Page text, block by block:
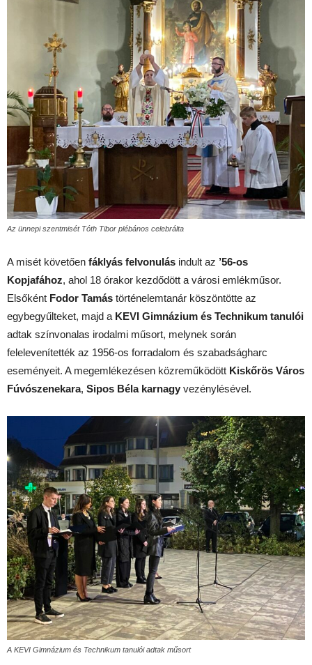
Az ünnepi szentmisét Tóth Tibor plébános celebrálta
A misét követően fáklyás felvonulás indult az ’56-os
Kopjafához, ahol 18 órakor kezdődött a városi emlékműsor.
Elsőként Fodor Tamás történelemtanár köszöntötte az
egybegyűlteket, majd a KEVI Gimnázium és Technikum tanulói
adtak színvonalas irodalmi műsort, melynek során
felelevenítették az 1956-os forradalom és szabadságharc
eseményeit. A megemlékezésen közreműködött Kiskőrös Város
Fúvószenekara, Sipos Béla karnagy vezénylésével.
A KEVI Gimnázium és Technikum tanulói adtak műsort